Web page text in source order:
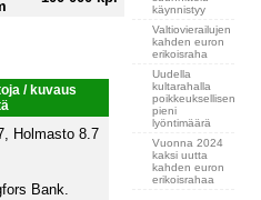
/ kuvaus
Holmasto 8.7
Bank.
käynnistyy
Valtiovierailujen
kahden euron
erikoisraha
Uudella
kultarahalla
poikkeuksellisen
pieni
lyöntimäärä
Vuonna 2024
kaksi uutta
kahden euron
erikoisrahaa